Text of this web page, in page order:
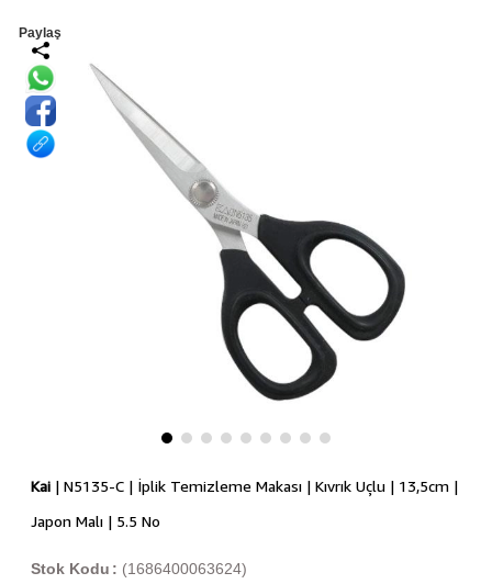
Paylaş
Kai| N5135-C | İplik Temizleme Makası | Kıvrık Uçlu | 13,5cm |
Japon Malı | 5.5 No
(1686400063624)
Stok Kodu